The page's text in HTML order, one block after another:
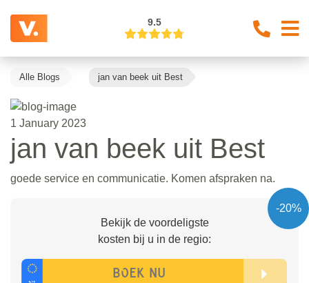
9.5
Alle Blogs jan van beek uit Best
1 January 2023
jan van beek uit Best
goede service en communicatie. Komen afspraken na.
-20%
Bekijk de voordeligste
kosten bij u in de regio: